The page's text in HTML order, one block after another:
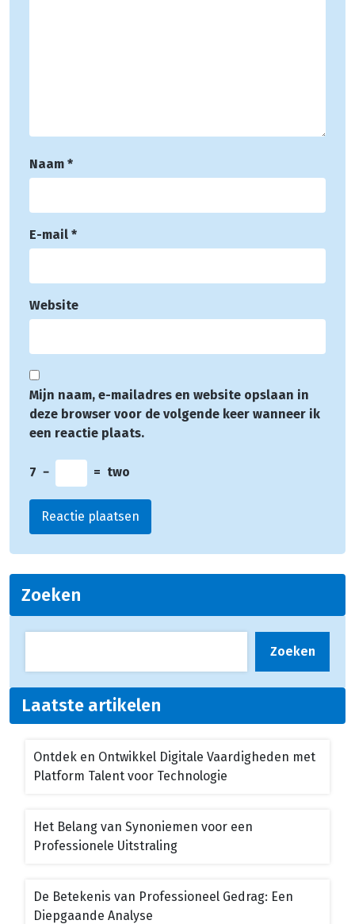
Naam *
E-mail *
Website
Mijn naam, e-mailadres en website opslaan in
deze browser voor de volgende keer wanneer ik
een reactie plaats.
7 − = two
Zoeken
Zoeken
Laatste artikelen
Ontdek en Ontwikkel Digitale Vaardigheden met
Platform Talent voor Technologie
Het Belang van Synoniemen voor een
Professionele Uitstraling
De Betekenis van Professioneel Gedrag: Een
Diepgaande Analyse